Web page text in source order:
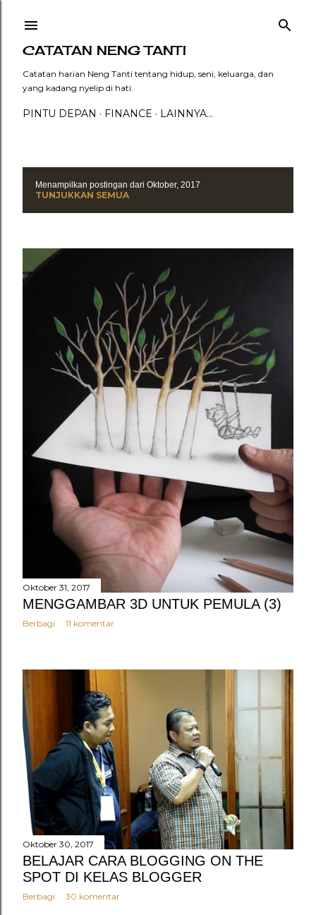
CATATAN NENG TANTI
Catatan harian Neng Tanti tentang hidup, seni, keluarga, dan
yang kadang nyelip di hati.
PINTU DEPAN FINANCE LAINNYA…
P
o
s
t
Menampilkan postingan dari Oktober, 2017
TUNJUKKAN SEMUA
Oktober 31, 2017
MENGGAMBAR 3D UNTUK PEMULA (3)
Berbagi 11 komentar
Oktober 30, 2017
BELAJAR CARA BLOGGING ON THE
SPOT DI KELAS BLOGGER
Berbagi 30 komentar